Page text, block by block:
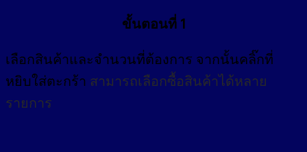
ขั้นตอนที่ 1
เลือกสินค้าและจำนวนที่ต้องการ จากนั้นคลิ๊กที่
หยิบใส่ตะกร้า สามารถเลือกซื้อสินค้าได้หลาย
รายการ